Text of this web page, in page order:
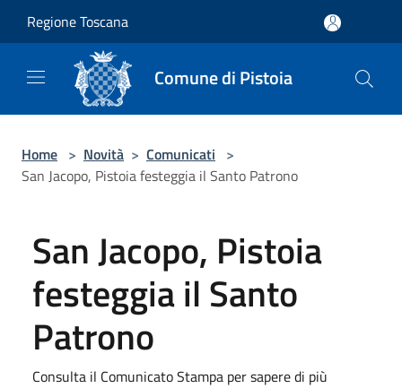
Regione Toscana
Comune di Pistoia
Home > Novità > Comunicati >
San Jacopo, Pistoia festeggia il Santo Patrono
San Jacopo, Pistoia
festeggia il Santo
Patrono
Consulta il Comunicato Stampa per sapere di più